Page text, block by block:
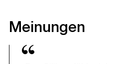
Meinungen